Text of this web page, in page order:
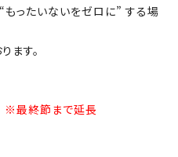
ったいないをゼロに” する場
ます。
※最終節まで延長